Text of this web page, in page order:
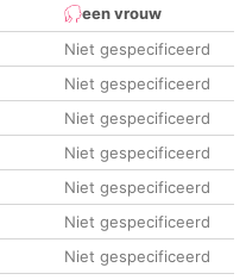
een vrouw
Niet gespecificeerd
Niet gespecificeerd
Niet gespecificeerd
Niet gespecificeerd
Niet gespecificeerd
Niet gespecificeerd
Niet gespecificeerd